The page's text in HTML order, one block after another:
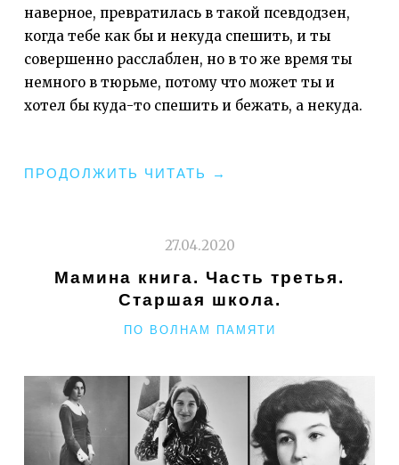
наверное, превратилась в такой псевдодзен,
когда тебе как бы и некуда спешить, и ты
совершенно расслаблен, но в то же время ты
немного в тюрьме, потому что может ты и
хотел бы куда-то спешить и бежать, а некуда.
ПРОДОЛЖИТЬ ЧИТАТЬ
"ЕСЛИ
МОЖНО
ПОСМОТРЕТЬ"
→
27.04.2020
Мамина книга. Часть третья.
Старшая школа.
РУБРИКИ
ПО ВОЛНАМ ПАМЯТИ